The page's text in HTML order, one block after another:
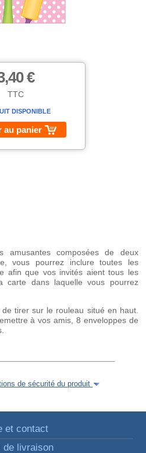
€
TTC
DISPONIBLE
au panier
amusantes composées de deux
vous pourrez inclure toutes les
afin que vos invités aient tous les
carte dans laquelle vous pourrez
tirer sur le rouleau situé en haut.
à vos amis, 8 enveloppes de
de sécurité du produit
et contact
de livraison